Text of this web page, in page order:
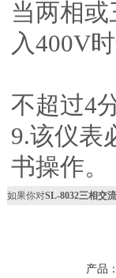
当两相
入400V
不超过4
9.该仪表
书操作。
如果你对SL-8032三相交
产品